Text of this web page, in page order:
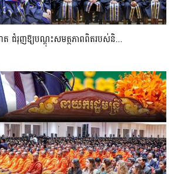
ជំរុញឱ្យបណ្តុះសមត្ថភាពពិតរបស់និ...